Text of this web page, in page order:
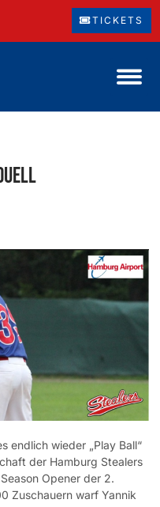
TICKETS
endlich wieder „Play Ball“
der Hamburg Stealers
Opener der 2.
Zuschauern warf Yannik